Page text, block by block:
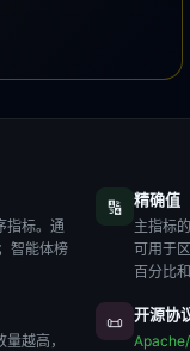
指标。通
智能体榜
🔢 精确值
主指标
可用于
百分比
越高，
📜 开源协